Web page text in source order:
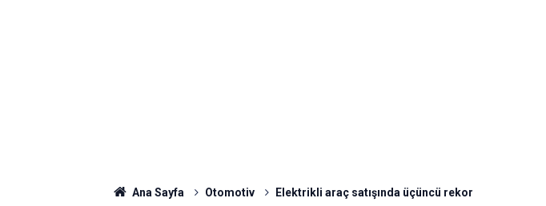
Ana Sayfa Otomotiv Elektrikli araç satışında üçüncü rekor